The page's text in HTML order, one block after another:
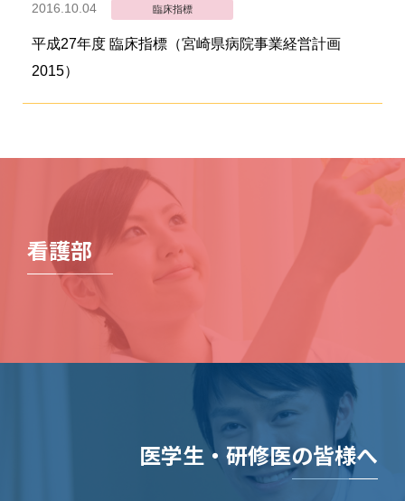
2016.10.04 臨床指標
平成27年度 臨床指標（宮崎県病院事業経営計画
2015）
看護部
医学生・研修医の皆様へ